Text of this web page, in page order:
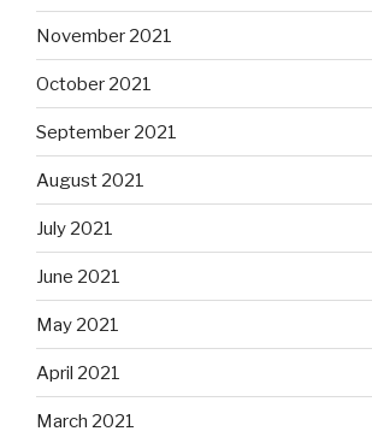
November 2021
October 2021
September 2021
August 2021
July 2021
June 2021
May 2021
April 2021
March 2021